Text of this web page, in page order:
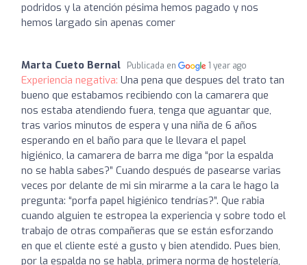
podridos y la atención pésima hemos pagado y nos
hemos largado sin apenas comer
Marta Cueto Bernal Publicada en 1 year ago
Experiencia negativa: Una pena que despues del trato tan
bueno que estabamos recibiendo con la camarera que
nos estaba atendiendo fuera, tenga que aguantar que,
tras varios minutos de espera y una niña de 6 años
esperando en el baño para que le llevara el papel
higiénico, la camarera de barra me diga “por la espalda
no se habla sabes?” Cuando después de pasearse varias
veces por delante de mi sin mirarme a la cara le hago la
pregunta: “porfa papel higiénico tendrías?”. Que rabia
cuando alguien te estropea la experiencia y sobre todo el
trabajo de otras compañeras que se están esforzando
en que el cliente esté a gusto y bien atendido. Pues bien,
por la espalda no se habla, primera norma de hostelería,